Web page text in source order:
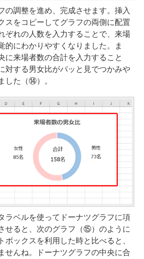
調整を進め、完成させます。挿入
スをコピーしてグラフの両側に配置
ぞれの人数を入力することで、来場
的にわかりやすくなりました。ま
に来場者数の合計を入力すること
対する男女比がパッと見でつかみや
した（⑭）。
ラベルを使ってドーナツグラフに項
せると、次のグラフ（⑮）のように
ボックスを利用した時と比べると、
せんね。ドーナツグラフの中央に合